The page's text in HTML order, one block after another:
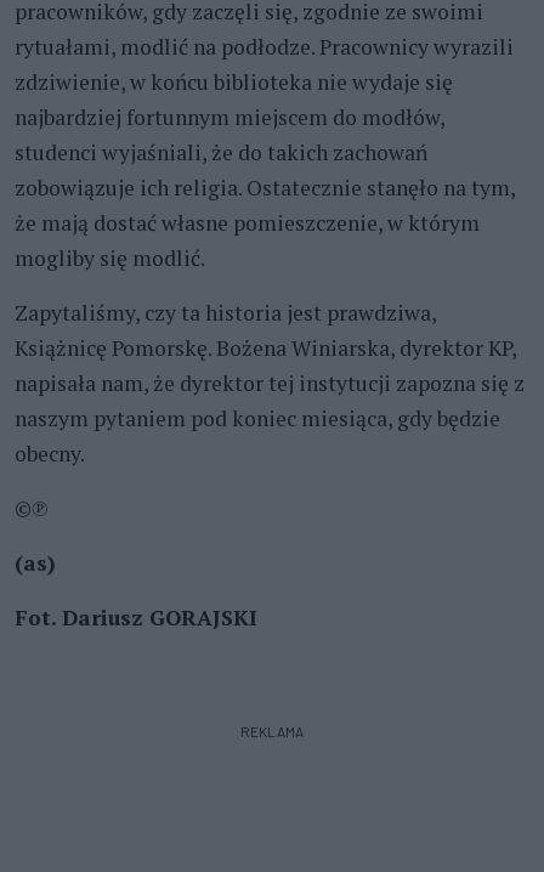
pracowników, gdy zaczęli się, zgodnie ze swoimi
rytuałami, modlić na podłodze. Pracownicy wyrazili
zdziwienie, w końcu biblioteka nie wydaje się
najbardziej fortunnym miejscem do modłów,
studenci wyjaśniali, że do takich zachowań
zobowiązuje ich religia. Ostatecznie stanęło na tym,
że mają dostać własne pomieszczenie, w którym
mogliby się modlić.
Zapytaliśmy, czy ta historia jest prawdziwa,
Książnicę Pomorskę. Bożena Winiarska, dyrektor KP,
napisała nam, że dyrektor tej instytucji zapozna się z
naszym pytaniem pod koniec miesiąca, gdy będzie
obecny.
©℗
(as)
Fot. Dariusz GORAJSKI
REKLAMA